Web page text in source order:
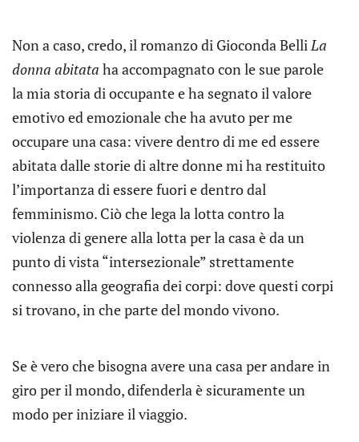
Non a caso, credo, il romanzo di Gioconda BelliLa
donna abitata ha accompagnato con le sue parole
la mia storia di occupante e ha segnato il valore
emotivo ed emozionale che ha avuto per me
occupare una casa: vivere dentro di me ed essere
abitata dalle storie di altre donne mi ha restituito
l’importanza di essere fuori e dentro dal
femminismo. Ciò che lega la lotta contro la
violenza di genere alla lotta per la casa è da un
punto di vista “intersezionale” strettamente
connesso alla geografia dei corpi: dove questi corpi
si trovano, in che parte del mondo vivono.
Se è vero che bisogna avere una casa per andare in
giro per il mondo, difenderla è sicuramente un
modo per iniziare il viaggio.